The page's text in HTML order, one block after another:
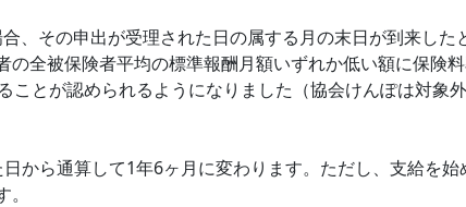
その申出が受理された日の属する月の末日が到来した
全被保険者平均の標準報酬月額いずれか低い額に保険
とが認められるようになりました（協会けんぽは対象外
から通算して1年6ヶ月に変わります。ただし、支給を